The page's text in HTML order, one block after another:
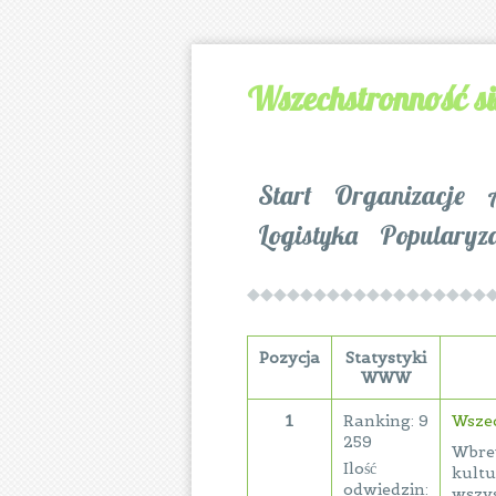
Wszechstronność
Start Organizacje
Logistyka
Pozycja
Statystyki
WWW
1
Ranking: 9
259
Ilość
odwiedzin: